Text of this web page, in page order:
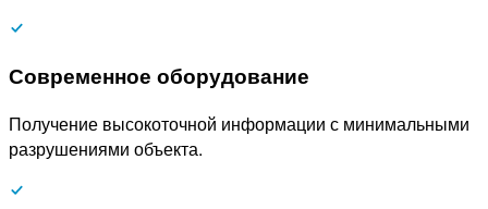
Современное оборудование
Получение высокоточной информации с минимальными
разрушениями объекта.